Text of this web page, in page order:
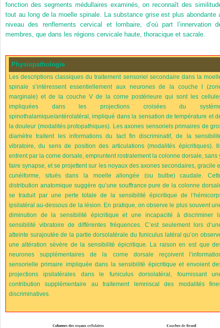
fonction des segments médullaires examinés, on reconnaît des
tout au long de la moelle spinale. La substance grise est plus abondante
niveau des renflements cervical et lombaire, d’où part l’innervation
membres, que dans les régions cervicale haute, thoracique et sacrale.
Physiopathologie
Les descriptions classiques du traitement sensoriel secondaire dans la
spinale s’intéressent essentiellement aux neurones de la couche I
marginale) et de la couche V de la corne postérieure qui sont les
impliquées dans les projections croisées du
spinothalamique/antérolatéral, impliqué dans la sensation de température et
la douleur (modalités protopathiques). Les axones sensoriels primaires de
diamètre traitent les informations du tact fin discriminatif, de la
vibratoire, du sens de position des articulations (modalités épicritiques).
entrent par la corne dorsale, empruntent rostralement la colonne dorsale, sans
faire synapse, et se projettent sur les noyaux des axones secondaires, gracile
cunéiforme, situés dans la moelle allongée (ou bulbe) caudale.
distribution anatomique suggère qu’une souffrance pure de la colonne
se traduit par une perte totale de la sensibilité épicritique de
ipsilatéral au-dessous de la lésion. En pratique, on observe le plus souvent
diminution de la sensibilité épicritique et une incapacité à discriminer
sensibilité vibratoire de différentes fréquences. C’est seulement lors
atteinte surajoutée de la partie dorsolatérale du funiculus latéral qu’on
une altération sévère de la sensibilité épicritique. La raison en est que
neurones supplémentaires de la corne dorsale reçoivent
sensorielle primaire impliquée dans la sensibilité épicritique et envoient
projections ipsilatérales dans le funiculus dorsolatéral, fournissant
contribution supplémentaire au traitement lemniscal des modalités
discriminatives.